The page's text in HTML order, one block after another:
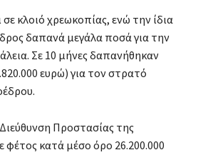
σε κλοιό χρεωκοπίας, ενώ την ίδια
δαπανά μεγάλα ποσά για την
Σε 10 μήνες δαπανήθηκαν
ευρώ) για τον στρατό
Προστασίας της
φέτος κατά μέσο όρο 26.200.000